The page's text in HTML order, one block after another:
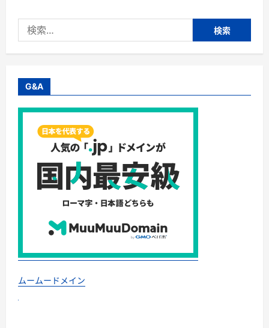
陽
き
ん
場！
阜
津
川
の
栗
100％！
本
物
の
栗
き
ん
ん
【く
屋
南
索:
G&A
ムームードメイン